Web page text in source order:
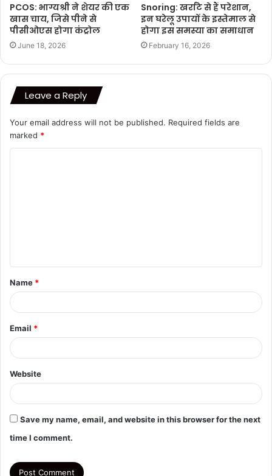
PCOS: भाग्यश्री ने शेयर की एक
खास चाय, जिसे पीने से
पीसीओएस होगा कंट्रोल
June 18, 2026
Snoring: खर्राटे से हैं परेशान,
इन घरेलू उपायों के इस्तेमाल से
होगा इस समस्या का समाधान
February 16, 2026
Leave a Reply
Your email address will not be published. Required fields are
marked *
t
*
Name *
Email *
Website
Save my name, email, and website in this browser for the next
time I comment.